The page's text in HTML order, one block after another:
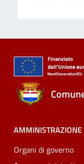
AMMINISTRAZIONE
Organi di governo